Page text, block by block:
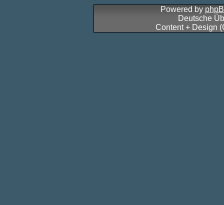
Powered by
Deutsche
Content + Design